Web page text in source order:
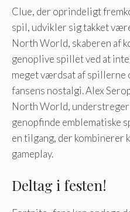
Clue, der oprindeligt
spil, udvikler sig takket
North World, skaberen af
genoplive spillet ved at
meget værdsat af spillerne
fansens nostalgi. Alex
North World,
genopfinde emblematiske
en tilgang, der
gameplay.
Deltag i festen!